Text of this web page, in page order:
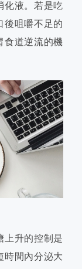
化液。若是吃
後咀嚼不足的
食道逆流的機
上升的控制是
時間內分泌大